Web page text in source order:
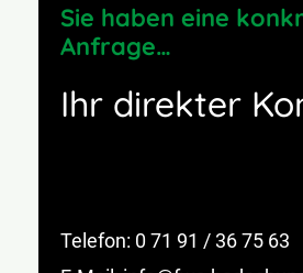
Sie haben eine
Anfrage…
Ihr direkter
Telefon: 0 71 91 / 36 75 63